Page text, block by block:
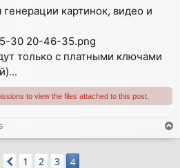
картинок, видео и
30 20-46-35.png
только с платными ключами
to view the files attached to this post.
o
Previous
1 2 3 4